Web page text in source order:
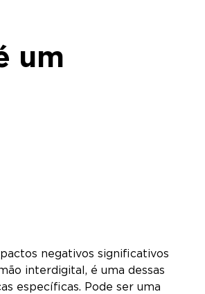
um
negativos significativos
interdigital, é uma dessas
específicas. Pode ser uma